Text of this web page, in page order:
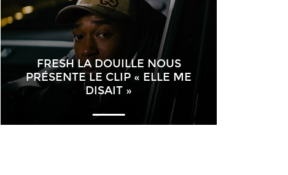
FRESH LA DOUILLE NOUS
PRÉSENTE LE CLIP « ELLE ME
DISAIT »